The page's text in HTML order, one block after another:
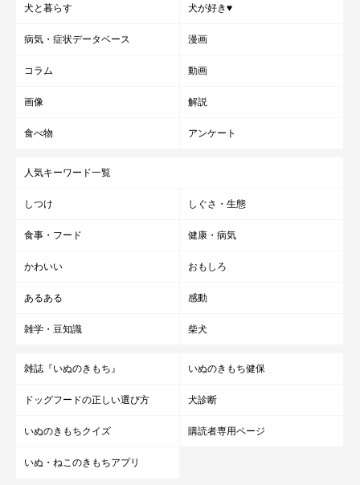
犬と暮らす 犬が好き♥
病気・症状データベース 漫画
コラム 動画
画像 解説
食べ物 アンケート
人気キーワード一覧
しつけ しぐさ・生態
食事・フード 健康・病気
かわいい おもしろ
あるある 感動
雑学・豆知識 柴犬
雑誌『いぬのきもち』 いぬのきもち健保
ドッグフードの正しい選び方 犬診断
いぬのきもちクイズ 購読者専用ページ
いぬ・ねこのきもちアプリ